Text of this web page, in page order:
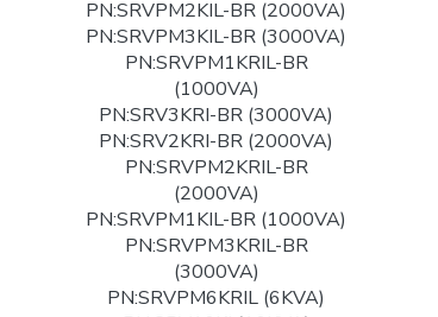
PN:SRVPM2KIL-BR (2000VA)
PN:SRVPM3KIL-BR (3000VA)
PN:SRVPM1KRIL-BR
(1000VA)
PN:SRV3KRI-BR (3000VA)
PN:SRV2KRI-BR (2000VA)
PN:SRVPM2KRIL-BR
(2000VA)
PN:SRVPM1KIL-BR (1000VA)
PN:SRVPM3KRIL-BR
(3000VA)
PN:SRVPM6KRIL (6KVA)